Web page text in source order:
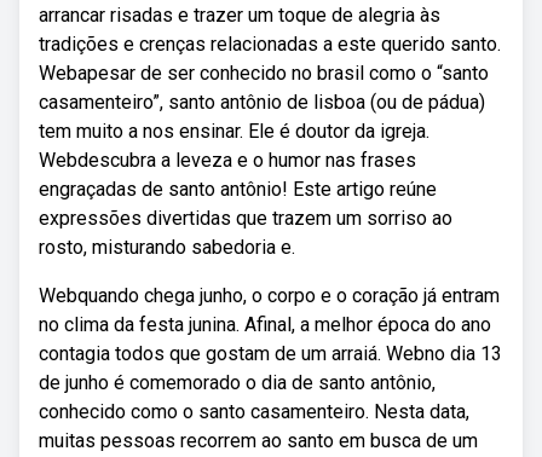
arrancar risadas e trazer um toque de alegria às
tradições e crenças relacionadas a este querido santo.
Webapesar de ser conhecido no brasil como o “santo
casamenteiro”, santo antônio de lisboa (ou de pádua)
tem muito a nos ensinar. Ele é doutor da igreja.
Webdescubra a leveza e o humor nas frases
engraçadas de santo antônio! Este artigo reúne
expressões divertidas que trazem um sorriso ao
rosto, misturando sabedoria e.
Webquando chega junho, o corpo e o coração já entram
no clima da festa junina. Afinal, a melhor época do ano
contagia todos que gostam de um arraiá. Webno dia 13
de junho é comemorado o dia de santo antônio,
conhecido como o santo casamenteiro. Nesta data,
muitas pessoas recorrem ao santo em busca de um